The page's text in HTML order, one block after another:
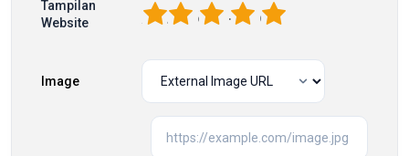
Tampilan
Website
5
4
3
2
Image